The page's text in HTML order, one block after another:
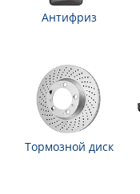
Антифриз
Тормозной диск